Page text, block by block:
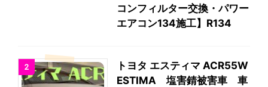
コンフィルター交換・パワー
エアコン134施工】R134
2
トヨタ エスティマ ACR55W
ESTIMA 塩害錆被害車 車